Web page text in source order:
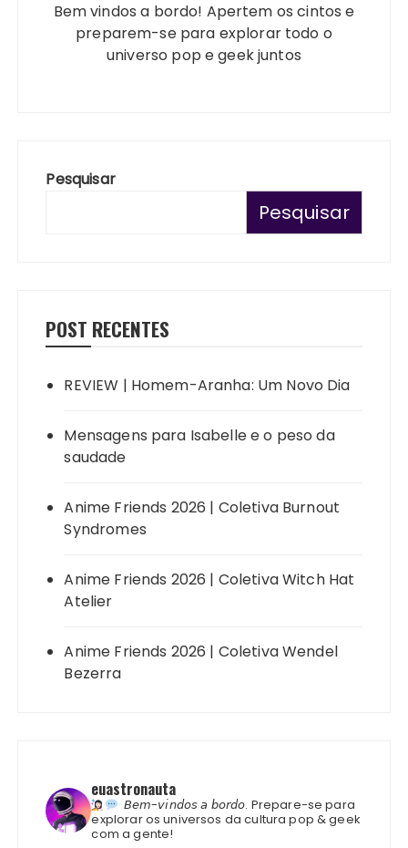
Bem vindos a bordo! Apertem os cintos e
preparem-se para explorar todo o
universo pop e geek juntos
Pesquisar
Pesquisar
POST RECENTES
REVIEW | Homem-Aranha: Um Novo Dia
Mensagens para Isabelle e o peso da
saudade
Anime Friends 2026 | Coletiva Burnout
Syndromes
Anime Friends 2026 | Coletiva Witch Hat
Atelier
Anime Friends 2026 | Coletiva Wendel
Bezerra
euastronauta
𝘉𝘦𝘮-𝘷𝘪𝘯𝘥𝘰𝘴 𝘢 𝘣𝘰𝘳𝘥𝘰. Prepare-se para
explorar os universos da cultura pop & geek
com a gente!